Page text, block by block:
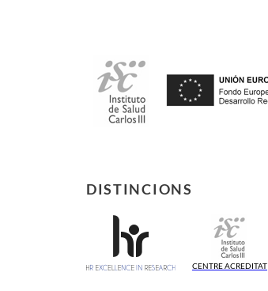
DISTINCIONS
CENTRE ACREDITAT